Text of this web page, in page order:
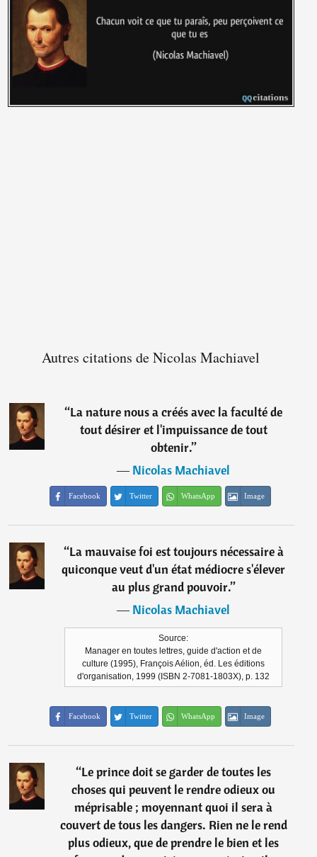
Autres citations de Nicolas Machiavel
“La nature nous a créés avec la faculté de
tout désirer et l'impuissance de tout
obtenir.”
―Nicolas Machiavel
Facebook Twitter WhatsApp Image
“La mauvaise foi est toujours nécessaire à
quiconque veut d'un état médiocre s'élever
au plus grand pouvoir.”
―Nicolas Machiavel
Source:
Manager en toutes lettres, guide d'action et de
culture (1995), François Aélion, éd. Les éditions
d'organisation, 1999 (ISBN 2-7081-1803X), p. 132
Facebook Twitter WhatsApp Image
“Le prince doit se garder de toutes les
choses qui peuvent le rendre odieux ou
méprisable ; moyennant quoi il sera à
couvert de tous les dangers. Rien ne le rend
plus odieux, que de prendre le bien et les